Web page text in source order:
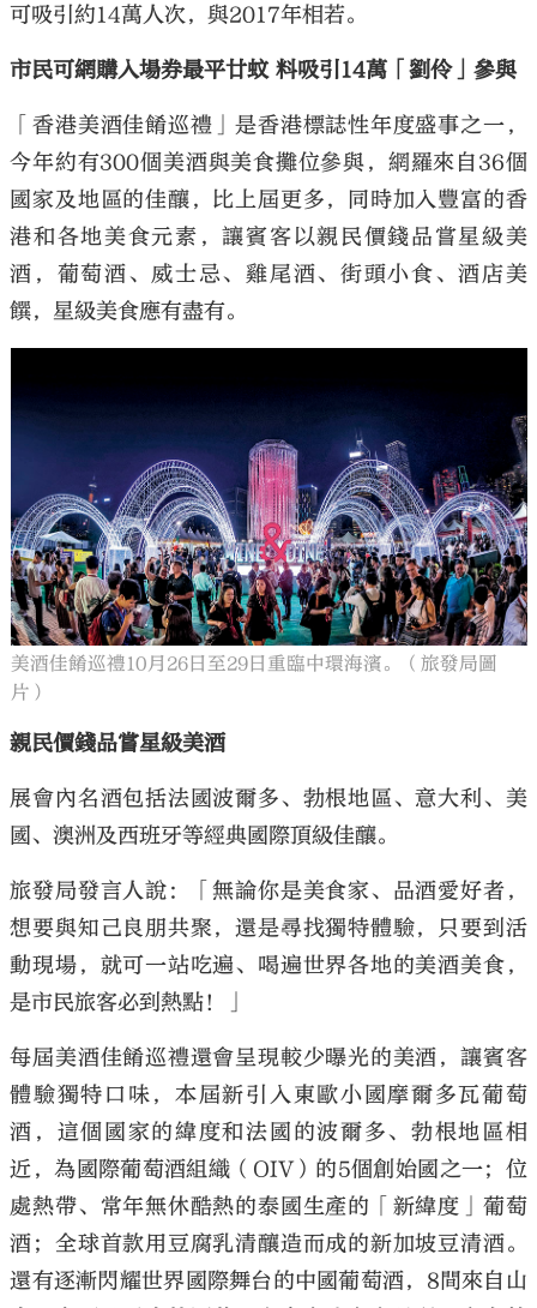
可吸引約14萬人次，與2017年相若。
市民可網購入場券最平廿蚊 料吸引14萬「劉伶」參與
「香港美酒佳餚巡禮」是香港標誌性年度盛事之一，
今年約有300個美酒與美食攤位參與，網羅來自36個
國家及地區的佳釀，比上屆更多，同時加入豐富的香
港和各地美食元素，讓賓客以親民價錢品嘗星級美
酒，葡萄酒、威士忌、雞尾酒、街頭小食、酒店美
饌，星級美食應有盡有。
美酒佳餚巡禮10月26日至29日重臨中環海濱。（旅發局圖
片）
親民價錢品嘗星級美酒
展會內名酒包括法國波爾多、勃根地區、意大利、美
國、澳洲及西班牙等經典國際頂級佳釀。
旅發局發言人說：「無論你是美食家、品酒愛好者，
想要與知己良朋共聚，還是尋找獨特體驗，只要到活
動現場，就可一站吃遍、喝遍世界各地的美酒美食，
是市民旅客必到熱點！」
每屆美酒佳餚巡禮還會呈現較少曝光的美酒，讓賓客
體驗獨特口味，本屆新引入東歐小國摩爾多瓦葡萄
酒，這個國家的緯度和法國的波爾多、勃根地區相
近，為國際葡萄酒組織（OIV）的5個創始國之一；位
處熱帶、常年無休酷熱的泰國生產的「新緯度」葡萄
酒；全球首款用豆腐乳清釀造而成的新加坡豆清酒。
還有逐漸閃耀世界國際舞台的中國葡萄酒，8間來自山